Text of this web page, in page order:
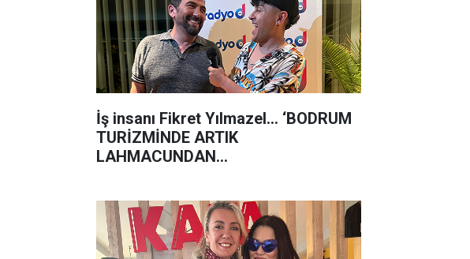
İş insanı Fikret Yılmazel... ‘BODRUM
TURİZMİNDE ARTIK
LAHMACUNDAN